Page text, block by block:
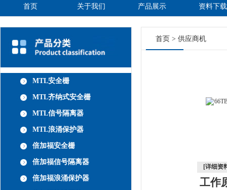
首页 关于我们 产品展示 资料下载
MTL安全栅
MTL齐纳式安全栅
MTL信号隔离器
MTL浪涌保护器
倍加福安全栅
倍加福信号隔离器
倍加福浪涌保护器
首页 > 供应商机
[详细资
工作